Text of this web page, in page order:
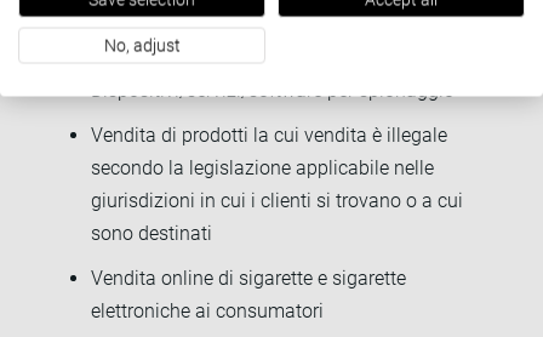
Vendita di follower/like/visualizzazioni sui
social media, ecc.
Dispositivi/servizi/software per spionaggio
Vendita di prodotti la cui vendita è illegale
secondo la legislazione applicabile nelle
giurisdizioni in cui i clienti si trovano o a cui
sono destinati
Vendita online di sigarette e sigarette
elettroniche ai consumatori
No, adjust